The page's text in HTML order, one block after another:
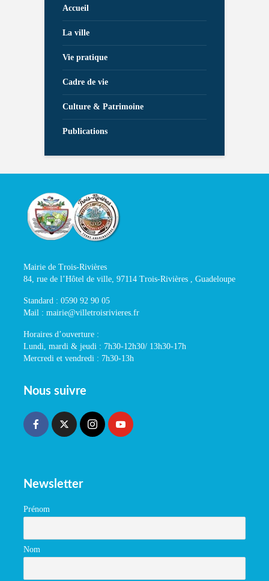
Accueil
La ville
Vie pratique
Cadre de vie
Culture & Patrimoine
Publications
Mairie de Trois-Rivières
84, rue de l’Hôtel de ville, 97114 Trois-Rivières , Guadeloupe
Standard : 0590 92 90 05
Mail : mairie@villetroisrivieres.fr
Horaires d’ouverture :
Lundi, mardi & jeudi : 7h30-12h30/ 13h30-17h
Mercredi et vendredi : 7h30-13h
Nous suivre
Newsletter
Prénom
Nom